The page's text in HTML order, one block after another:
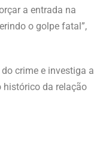
a entrada na
o golpe fatal”,
crime e investiga a
histórico da relação